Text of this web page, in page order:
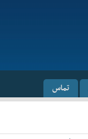
تماس